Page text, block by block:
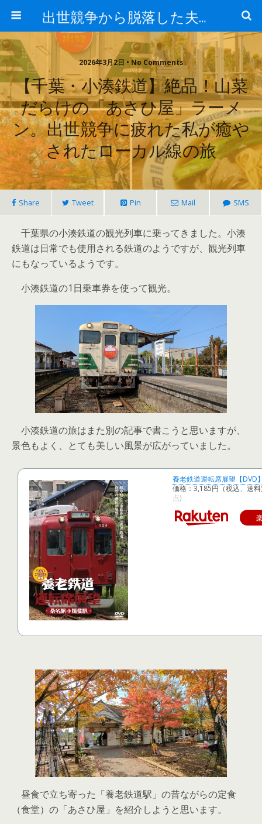
出世競争から脱落した夫と妻の日常
2026年3月2日 • No Comments
【千葉・小湊鉄道】絶品！山菜
だらけの「あさひ屋」ラーメ
ン。出世競争に疲れた私が癒や
されたローカル線の旅
Share Tweet Pin Mail SMS
千葉県の小湊鉄道の観光列車に乗ってきました。小湊
鉄道は日常でも使用される鉄道のようですが、観光列車
にもなっているようです。
小湊鉄道の1日乗車券を使って観光。
小湊鉄道の旅はまた別の記事で書こうと思いますが、
景色もよく、とても美しい風景が広がっていました。
養老鉄道運転席展望【DVD
価格：3,185円（税込、送料
点)
昼食で立ち寄った「養老鉄道駅」の昔ながらの定食
（食堂）の「あさひ屋」を紹介しようと思います。